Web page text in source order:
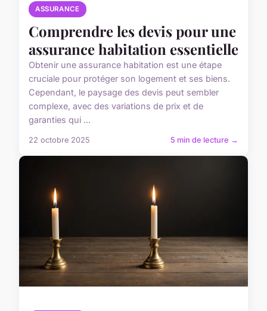
ASSURANCE
Comprendre les devis pour une
assurance habitation essentielle
Obtenir une assurance habitation est une étape
cruciale pour protéger son logement et ses biens.
Cependant, le paysage des devis peut sembler
complexe, avec des variations de prix et de
garanties qui ...
22 octobre 2025 5 min de lecture →